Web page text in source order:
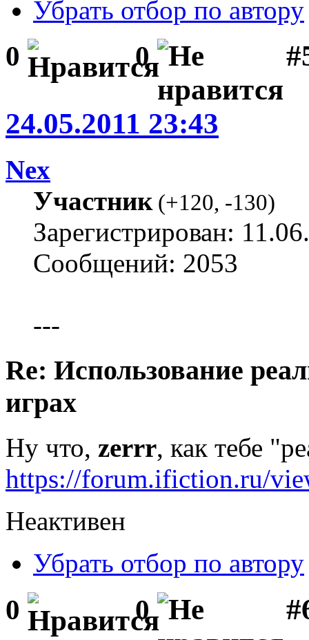
Убрать отбор по автору
0 0
24.05.2011 23:43
Nex
Участник(+120, -130)
Зарегистрирован:
Сообщений: 2053
---
Re: Использование
играх
Ну что, zerrr, как тебе
https://forum.ifiction.ru/
Неактивен
Убрать отбор по автору
0 0